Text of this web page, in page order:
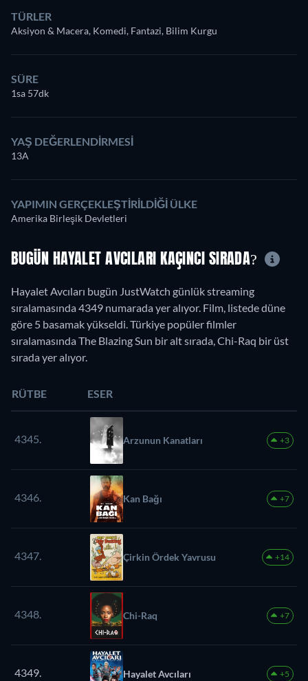
TÜRLER
Aksiyon & Macera, Komedi, Fantazi, Bilim Kurgu
SÜRE
1sa 57dk
YAŞ DEĞERLENDIRMESI
13A
YAPIMIN GERÇEKLEŞTIRILDIĞI ÜLKE
Amerika Birleşik Devletleri
BUGÜN HAYALET AVCILARI KAÇINCI SIRADA?
Hayalet Avcıları bugün JustWatch günlük streaming
sıralamasında 4349 numarada yer alıyor. Film, listede düne
göre 5 basamak yükseldi. Türkiye popüler filmler
sıralamasında The Blazing Sun bir alt sırada, Chi-Raq bir üst
sırada yer alıyor.
RÜTBE ESER
4345. Arzunun Kanatları +3
4346. Kan Bağı +7
4347. Çirkin Ördek Yavrusu +14
4348. Chi-Raq +7
4349. Hayalet Avcıları +5